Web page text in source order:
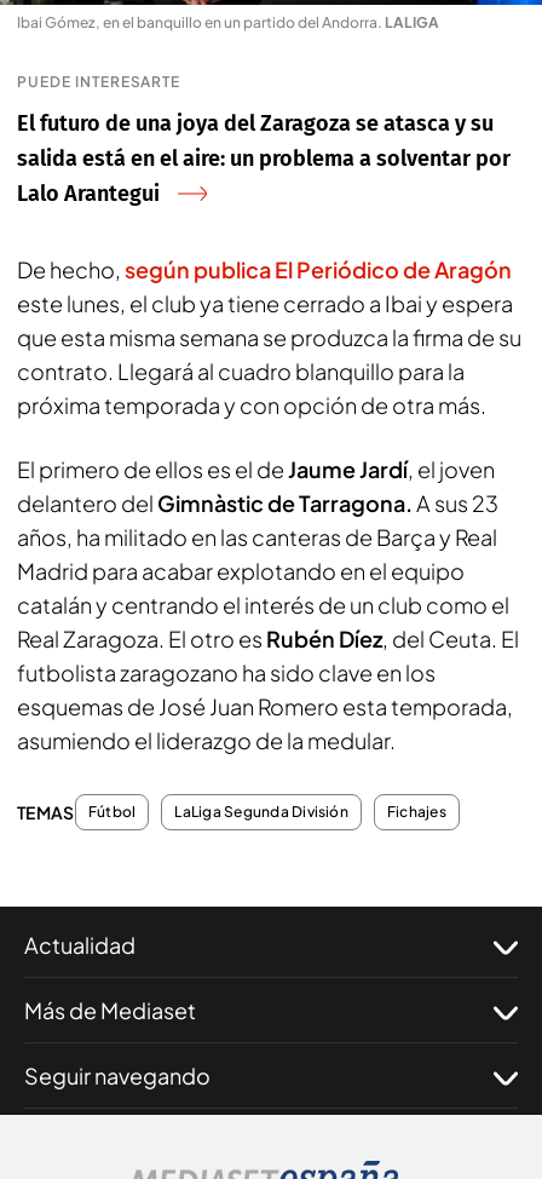
Ibai Gómez, en el banquillo en un partido del Andorra. LALIGA
PUEDE INTERESARTE
El futuro de una joya del Zaragoza se atasca y su
salida está en el aire: un problema a solventar por
Lalo Arantegui
De hecho, según publicaEl Periódico de Aragón
este lunes, el club ya tiene cerrado a Ibai y espera
que esta misma semana se produzca la firma de su
contrato. Llegará al cuadro blanquillo para la
próxima temporada y con opción de otra más.
El primero de ellos es el deJaume Jardí, el joven
delantero del Gimnàstic de Tarragona.A sus 23
años, ha militado en las canteras de Barça y Real
Madrid para acabar explotando en el equipo
catalán y centrando el interés de un club como el
Real Zaragoza. El otro es Rubén Díez, del Ceuta. El
futbolista zaragozano ha sido clave en los
esquemas de José Juan Romero esta temporada,
asumiendo el liderazgo de la medular.
TEMAS Fútbol LaLiga Segunda División Fichajes
Actualidad
Más de Mediaset
Seguir navegando